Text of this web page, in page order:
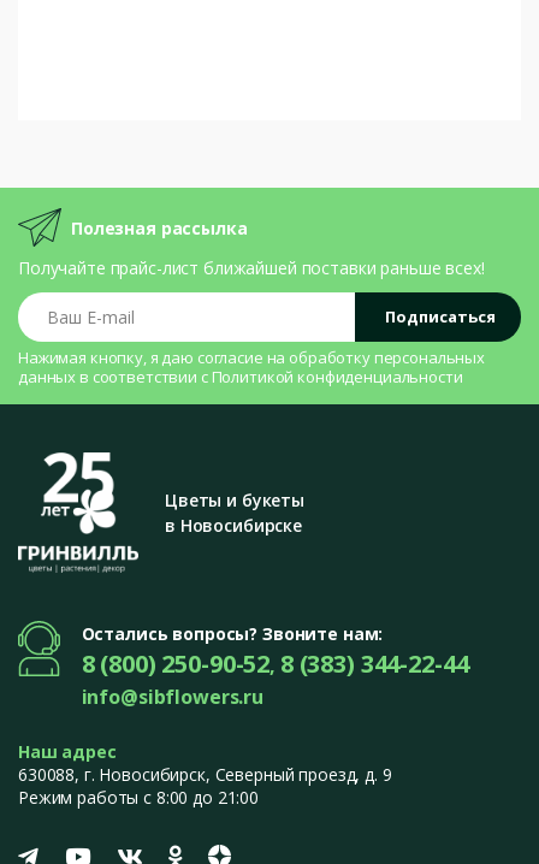
Полезная рассылка
Получайте прайс-лист ближайшей поставки раньше всех!
Ваш E-mail
Подписаться
Нажимая кнопку, я даю согласие на обработку персональных
данных в соответствии с Политикой конфиденциальности
Цветы и букеты
в Новосибирске
Остались вопросы? Звоните нам:
8 (800) 250-90-52, 8 (383) 344-22-44
info@sibflowers.ru
Наш адрес
630088, г. Новосибирск, Северный проезд, д. 9
Режим работы с 8:00 до 21:00